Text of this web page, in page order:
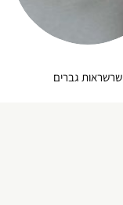
שרשראות גברים